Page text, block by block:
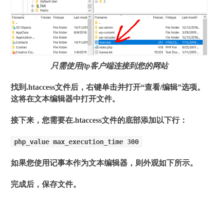
只需使用ftp客户端连接到您的网站
找到.htaccess文件后，右键单击并打开“查看/编辑”选项。
这将在文本编辑器中打开文件。
接下来，您需要在.htaccess文件的底部添加以下行：
php_value max_execution_time 300
如果您使用记事本作为文本编辑器，则外观如下所示。
完成后，保存文件。